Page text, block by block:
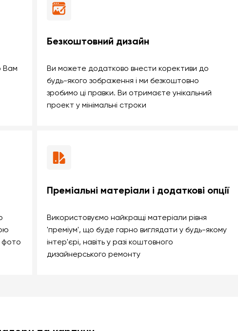
Вам
Безкоштовний дизайн
Ви можете додатково внести корективи до
будь-якого зображення і ми безкоштовно
зробимо ці правки. Ви отримаєте унікальний
проект у мінімальні строки
фото
Преміальні матеріали і додаткові опції
Використовуємо найкращі матеріали рівня
'преміум', що буде гарно виглядати у будь-якому
інтер'єрі, навіть у разі коштовного
дизайнерського ремонту